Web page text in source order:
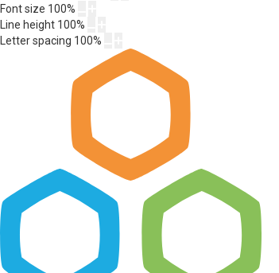
Font size 100%
Line height 100%
Letter spacing 100%